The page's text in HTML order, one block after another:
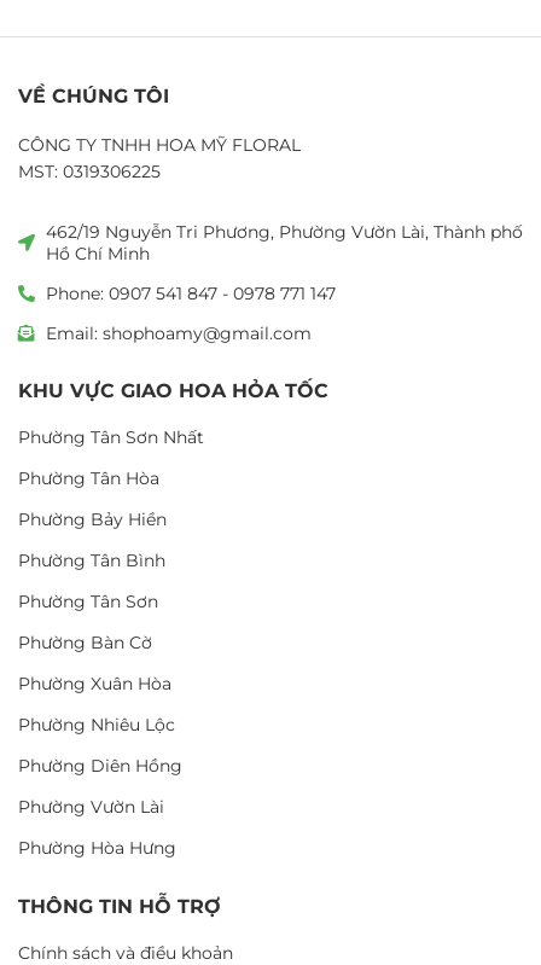
VỀ CHÚNG TÔI
CÔNG TY TNHH HOA MỸ FLORAL
MST: 0319306225
462/19 Nguyễn Tri Phương, Phường Vườn Lài, Thành phố
Hồ Chí Minh
Phone: 0907 541 847 - 0978 771 147
Email: shophoamy@gmail.com
KHU VỰC GIAO HOA HỎA TỐC
Phường Tân Sơn Nhất
Phường Tân Hòa
Phường Bảy Hiền
Phường Tân Bình
Phường Tân Sơn
Phường Bàn Cờ
Phường Xuân Hòa
Phường Nhiêu Lộc
Phường Diên Hồng
Phường Vườn Lài
Phường Hòa Hưng
THÔNG TIN HỖ TRỢ
Chính sách và điều khoản